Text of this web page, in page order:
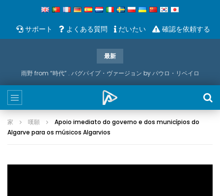
サポート よくある質問 だいたい 確認を依頼する
最新
家 嘆願
Apoio imediato do governo e dos municípios do
Algarve para os músicos Algarvios